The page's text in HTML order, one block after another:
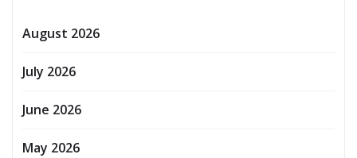
August 2026
July 2026
June 2026
May 2026